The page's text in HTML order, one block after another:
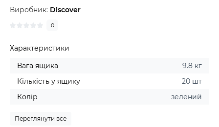
Виробник: Discover
0
Характеристики
Вага ящика
9.8 кг
Кількість у ящику
20 шт
Колір
зелений
Переглянути все